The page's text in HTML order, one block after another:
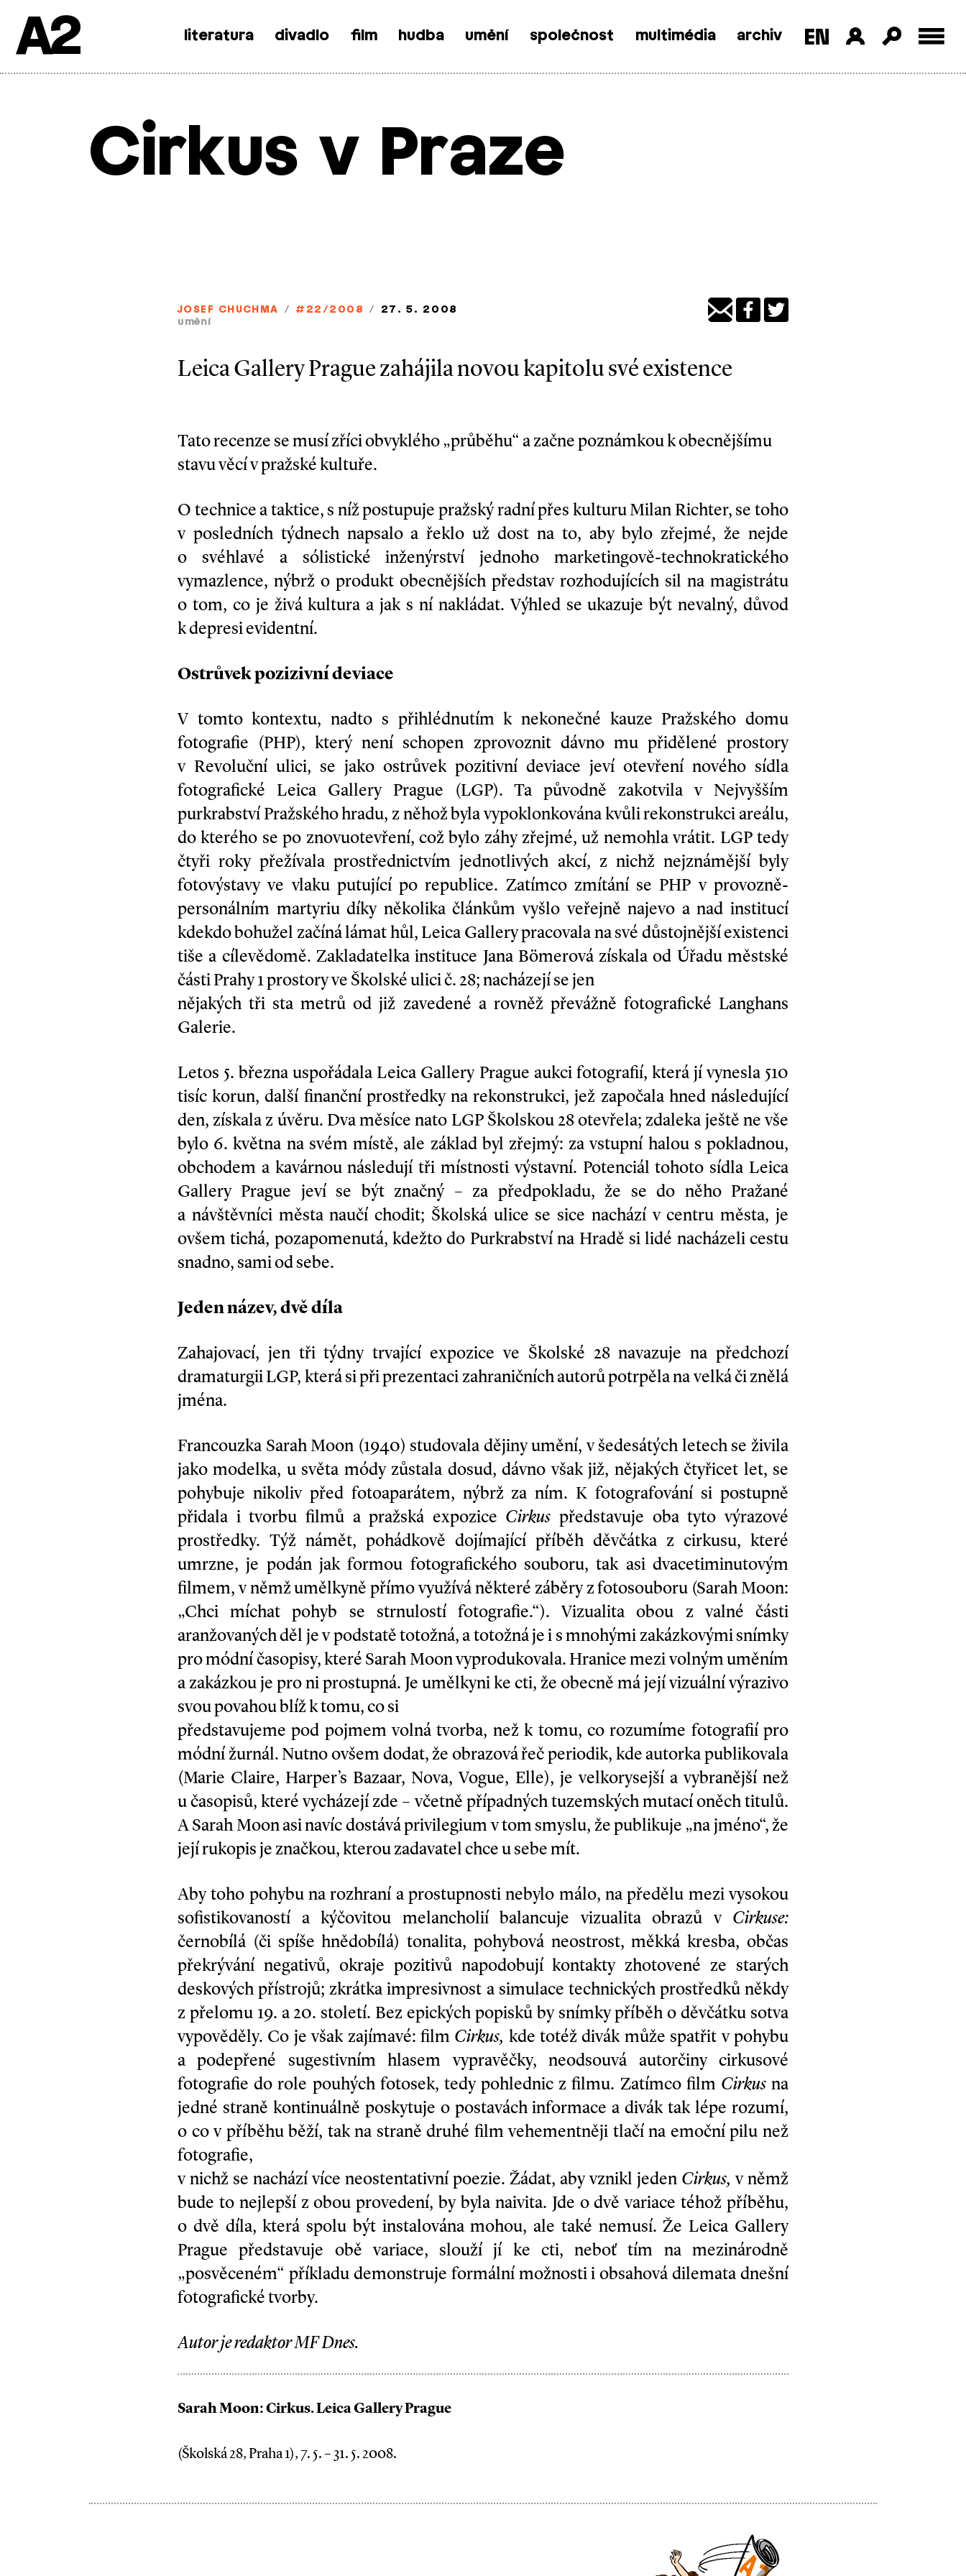
SkipA2 literatura divadlo film hudba umění společnost multimédia archiv
Cirkus v Praze
JOSEF CHUCHMA / #22/2008 /
27. 5. 2008
umění
Leica Gallery Prague zahájila novou kapitolu své existence
Tato recenze se musí zříci obvyklého „průběhu“ a začne poznámkou k obecnějšímu
stavu věcí v pražské kultuře.
O technice a taktice, s níž postupuje pražský radní přes kulturu Milan Richter, se toho
v posledních týdnech napsalo a řeklo už dost na to, aby bylo zřejmé, že nejde
o svéhlavé a sólistické inženýrství jednoho marketingově-technokratického
vymazlence, nýbrž o produkt obecnějších představ rozhodujících sil na magistrátu
o tom, co je živá kultura a jak s ní nakládat. Výhled se ukazuje být nevalný, důvod
k depresi evidentní.
Ostrůvek pozizivní deviace
V tomto kontextu, nadto s přihlédnutím k nekonečné kauze Pražského domu
fotografie (PHP), který není schopen zprovoznit dávno mu přidělené prostory
v Revoluční ulici, se jako ostrůvek pozitivní deviace jeví otevření nového sídla
fotografické Leica Gallery Prague (LGP). Ta původně zakotvila v Nejvyšším
purkrabství Pražského hradu, z něhož byla vypoklonkována kvůli rekonstrukci areálu,
do kterého se po znovuotevření, což bylo záhy zřejmé, už nemohla vrátit. LGP tedy
čtyři roky přežívala prostřednictvím jednotlivých akcí, z nichž nejznámější byly
fotovýstavy ve vlaku putující po republice. Zatímco zmítání se PHP v provozně-
personálním martyriu díky několika článkům vyšlo veřejně najevo a nad institucí
kdekdo bohužel začíná lámat hůl, Leica Gallery pracovala na své důstojnější existenci
tiše a cílevědomě. Zakladatelka instituce Jana Bömerová získala od Úřadu městské
části Prahy 1 prostory ve Školské ulici č. 28; nacházejí se jen
nějakých tři sta metrů od již zavedené a rovněž převážně fotografické Langhans
Galerie.
Letos 5. března uspořádala Leica Gallery Prague aukci fotografií, která jí vynesla 510
tisíc korun, další finanční prostředky na rekonstrukci, jež započala hned následující
den, získala z úvěru. Dva měsíce nato LGP Školskou 28 otevřela; zdaleka ještě ne vše
bylo 6. května na svém místě, ale základ byl zřejmý: za vstupní halou s pokladnou,
obchodem a kavárnou následují tři místnosti výstavní. Potenciál tohoto sídla Leica
Gallery Prague jeví se být značný – za předpokladu, že se do něho Pražané
a návštěvníci města naučí chodit; Školská ulice se sice nachází v centru města, je
ovšem tichá, pozapomenutá, kdežto do Purkrabství na Hradě si lidé nacházeli cestu
snadno, sami od sebe.
Jeden název, dvě díla
Zahajovací, jen tři týdny trvající expozice ve Školské 28 navazuje na předchozí
dramaturgii LGP, která si při prezentaci zahraničních autorů potrpěla na velká či znělá
jména.
Francouzka Sarah Moon (1940) studovala dějiny umění, v šedesátých letech se živila
jako modelka, u světa módy zůstala dosud, dávno však již, nějakých čtyřicet let, se
pohybuje nikoliv před fotoaparátem, nýbrž za ním. K fotografování si postupně
přidala i tvorbu filmů a pražská expozice Cirkus představuje oba tyto výrazové
prostředky. Týž námět, pohádkově dojímající příběh děvčátka z cirkusu, které
umrzne, je podán jak formou fotografického souboru, tak asi dvacetiminutovým
filmem, v němž umělkyně přímo využívá některé záběry z fotosouboru (Sarah Moon:
„Chci míchat pohyb se strnulostí fotografie.“). Vizualita obou z valné části
aranžovaných děl je v podstatě totožná, a totožná je i s mnohými zakázkovými snímky
pro módní časopisy, které Sarah Moon vyprodukovala. Hranice mezi volným uměním
a zakázkou je pro ni prostupná. Je umělkyni ke cti, že obecně má její vizuální výrazivo
svou povahou blíž k tomu, co si
představujeme pod pojmem volná tvorba, než k tomu, co rozumíme fotografií pro
módní žurnál. Nutno ovšem dodat, že obrazová řeč periodik, kde autorka publikovala
(Marie Claire, Harper’s Bazaar, Nova, Vogue, Elle), je velkorysejší a vybranější než
u časopisů, které vycházejí zde – včetně případných tuzemských mutací oněch titulů.
A Sarah Moon asi navíc dostává privilegium v tom smyslu, že publikuje „na jméno“, že
její rukopis je značkou, kterou zadavatel chce u sebe mít.
Aby toho pohybu na rozhraní a prostupnosti nebylo málo, na předělu mezi vysokou
sofistikovaností a kýčovitou melancholií balancuje vizualita obrazů v Cirkuse:
černobílá (či spíše hnědobílá) tonalita, pohybová neostrost, měkká kresba, občas
překrývání negativů, okraje pozitivů napodobují kontakty zhotovené ze starých
deskových přístrojů; zkrátka impresivnost a simulace technických prostředků někdy
z přelomu 19. a 20. století. Bez epických popisků by snímky příběh o děvčátku sotva
vypověděly. Co je však zajímavé: film Cirkus, kde totéž divák může spatřit v pohybu
a podepřené sugestivním hlasem vypravěčky, neodsouvá autorčiny cirkusové
fotografie do role pouhých fotosek, tedy pohlednic z filmu. Zatímco film Cirkusna
jedné straně kontinuálně poskytuje o postavách informace a divák tak lépe rozumí,
o co v příběhu běží, tak na straně druhé film vehementněji tlačí na emoční pilu než
fotografie,
v nichž se nachází více neostentativní poezie. Žádat, aby vznikl jeden Cirkus, v němž
bude to nejlepší z obou provedení, by byla naivita. Jde o dvě variace téhož příběhu,
o dvě díla, která spolu být instalována mohou, ale také nemusí. Že Leica Gallery
Prague představuje obě variace, slouží jí ke cti, neboť tím na mezinárodně
„posvěceném“ příkladu demonstruje formální možnosti i obsahová dilemata dnešní
fotografické tvorby.
Autor je redaktor MF Dnes.
Sarah Moon: Cirkus. Leica Gallery Prague
(Školská 28, Praha 1), 7. 5. – 31. 5. 2008.